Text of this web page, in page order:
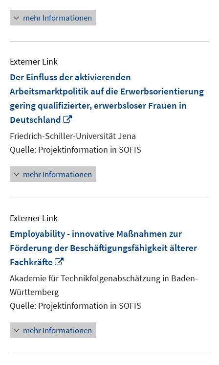
mehr Informationen
Externer Link
Der Einfluss der aktivierenden
Arbeitsmarktpolitik auf die Erwerbsorientierung
gering qualifizierter, erwerbsloser Frauen in
Deutschland
neuem
Fenster
öffnen
Friedrich-Schiller-Universität Jena
Quelle: Projektinformation in SOFIS
mehr Informationen
Externer Link
Employability - innovative Maßnahmen zur
Förderung der Beschäftigungsfähigkeit älterer
Fachkräfte
neuem
Fenster
Akademie für Technikfolgenabschätzung in Baden-
Württemberg
Quelle: Projektinformation in SOFIS
mehr Informationen